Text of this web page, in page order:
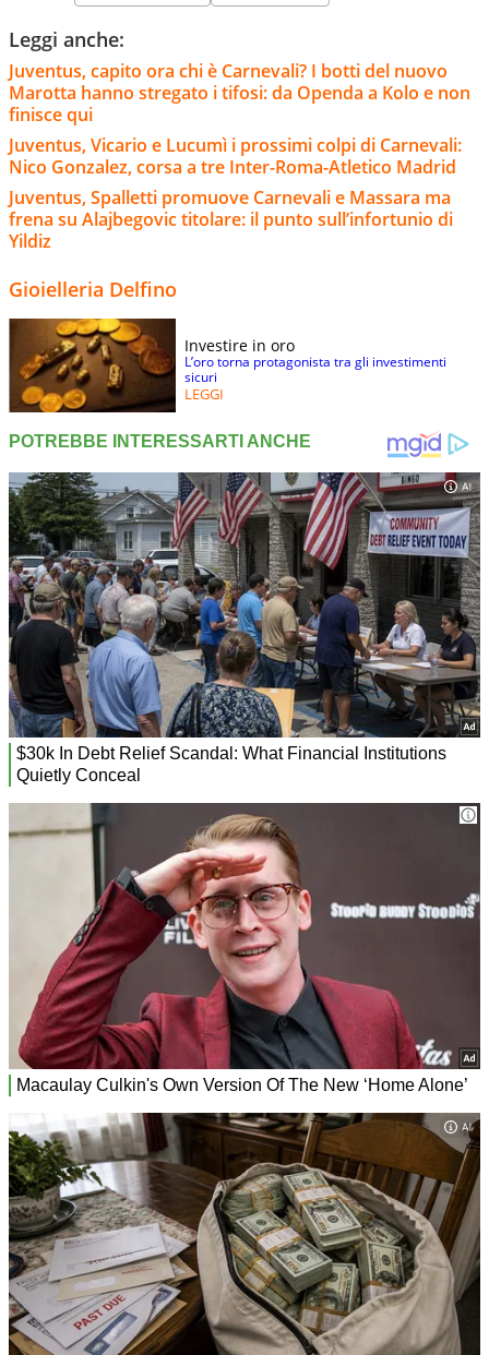
Leggi anche:
Juventus, capito ora chi è Carnevali? I botti del nuovo
Marotta hanno stregato i tifosi: da Openda a Kolo e non
finisce qui
Juventus, Vicario e Lucumì i prossimi colpi di Carnevali:
Nico Gonzalez, corsa a tre Inter-Roma-Atletico Madrid
Juventus, Spalletti promuove Carnevali e Massara ma
frena su Alajbegovic titolare: il punto sull’infortunio di
Yildiz
Gioielleria Delfino
Investire in oro
L’oro torna protagonista tra gli investimenti
sicuri
LEGGI